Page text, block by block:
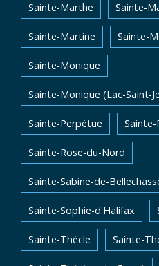
Sainte-Marthe Sainte-
Sainte-Martine Sainte-
Sainte-Monique
Sainte-Monique (Lac-Saint-
Sainte-Perpétue Sainte-
Sainte-Rose-du-Nord
Sainte-Sabine-de-
Sainte-Sophie-d'Halifax
Sainte-Thècle Sainte-